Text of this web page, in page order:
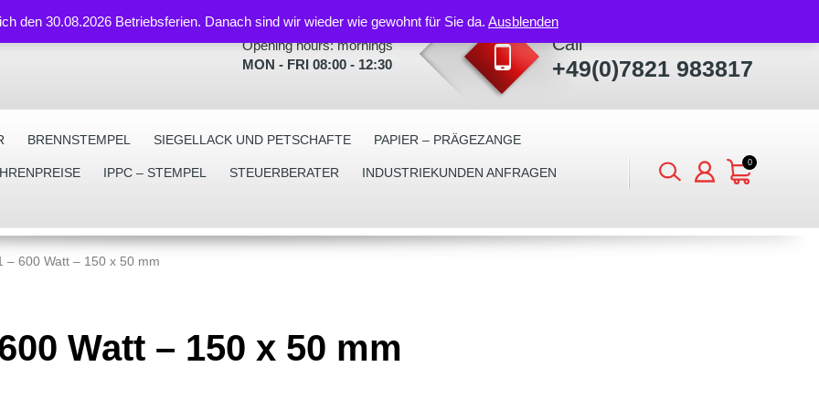
Opening hours: mornings
MON - FRI 08:00 - 12:30
Call
+49(0)7821 983817
BRENNSTEMPEL SIEGELLACK UND PETSCHAFTE PAPIER – PRÄGEZANGE
IPPC – STEMPEL STEUERBERATER INDUSTRIEKUNDEN ANFRAGEN
0
– 600 Watt – 150 x 50 mm
Watt – 150 x 50 mm
den 30.08.2026 Betriebsferien. Danach sind wir wieder wie gewohnt für Sie da. Ausblenden